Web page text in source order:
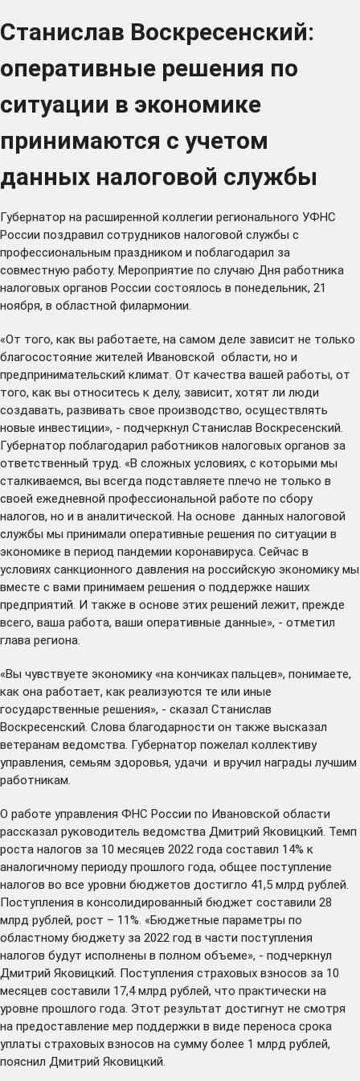
Станислав Воскресенский:
оперативные решения по
ситуации в экономике
принимаются с учетом
данных налоговой службы
Губернатор на расширенной коллегии регионального УФНС
России поздравил сотрудников налоговой службы с
профессиональным праздником и поблагодарил за
совместную работу. Мероприятие по случаю Дня работника
налоговых органов России состоялось в понедельник, 21
ноября, в областной филармонии.
«От того, как вы работаете, на самом деле зависит не только
благосостояние жителей Ивановской области, но и
предпринимательский климат. От качества вашей работы, от
того, как вы относитесь к делу, зависит, хотят ли люди
создавать, развивать свое производство, осуществлять
новые инвестиции», - подчеркнул Станислав Воскресенский.
Губернатор поблагодарил работников налоговых органов за
ответственный труд. «В сложных условиях, с которыми мы
сталкиваемся, вы всегда подставляете плечо не только в
своей ежедневной профессиональной работе по сбору
налогов, но и в аналитической. На основе данных налоговой
службы мы принимали оперативные решения по ситуации в
экономике в период пандемии коронавируса. Сейчас в
условиях санкционного давления на российскую экономику мы
вместе с вами принимаем решения о поддержке наших
предприятий. И также в основе этих решений лежит, прежде
всего, ваша работа, ваши оперативные данные», - отметил
глава региона.
«Вы чувствуете экономику «на кончиках пальцев», понимаете,
как она работает, как реализуются те или иные
государственные решения», - сказал Станислав
Воскресенский. Слова благодарности он также высказал
ветеранам ведомства. Губернатор пожелал коллективу
управления, семьям здоровья, удачи и вручил награды лучшим
работникам.
О работе управления ФНС России по Ивановской области
рассказал руководитель ведомства Дмитрий Яковицкий. Темп
роста налогов за 10 месяцев 2022 года составил 14% к
аналогичному периоду прошлого года, общее поступление
налогов во все уровни бюджетов достигло 41,5 млрд рублей.
Поступления в консолидированный бюджет составили 28
млрд рублей, рост – 11%. «Бюджетные параметры по
областному бюджету за 2022 год в части поступления
налогов будут исполнены в полном объеме», - подчеркнул
Дмитрий Яковицкий. Поступления страховых взносов за 10
месяцев составили 17,4 млрд рублей, что практически на
уровне прошлого года. Этот результат достигнут не смотря
на предоставление мер поддержки в виде переноса срока
уплаты страховых взносов на сумму более 1 млрд рублей,
пояснил Дмитрий Яковицкий.